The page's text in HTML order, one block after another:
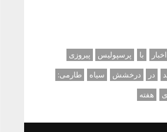
اخبار با پرسپولیس
پیروزی
در درخشش سیاه
طارمی:
هفته